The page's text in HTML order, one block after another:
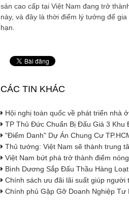
sản cao cấp tại Việt Nam đang trở
này, và đây là thời điểm lý tưởng để
hạn.
CÁC TIN KHÁC
Hội nghị toàn quốc về phát triển nhà
TP Thủ Đức Chuẩn Bị Đấu Giá 3 Khu
"Điểm Danh" Dự Án Chung Cư
Thủ tướng: Việt Nam sẽ thành trung
Việt Nam bứt phá trở thành điểm
Bình Dương Sắp Đấu Thầu Hàng
Chính sách ưu đãi lãi suất giúp
Chính phủ Gặp Gỡ Doanh Nghiệp